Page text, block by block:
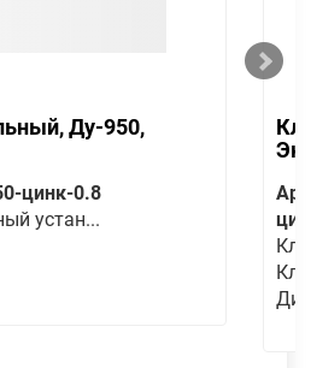
Ду-950,
цинк-0.8
устан...